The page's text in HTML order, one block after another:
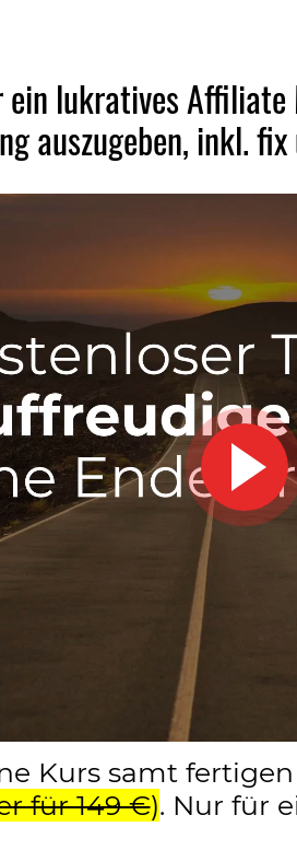
ein lukratives
auszugeben, inkl.
Kurs samt
für 149 €). Nur für